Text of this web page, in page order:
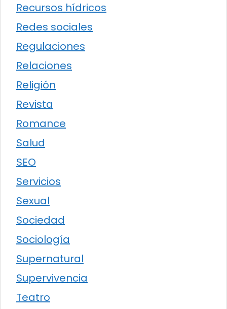
Recursos hídricos
Redes sociales
Regulaciones
Relaciones
Religión
Revista
Romance
Salud
SEO
Servicios
Sexual
Sociedad
Sociología
Supernatural
Supervivencia
Teatro